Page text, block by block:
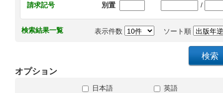
請求記号
別置 /
検索結果一覧 表示件数 ソート順
オプション
日本語
英語